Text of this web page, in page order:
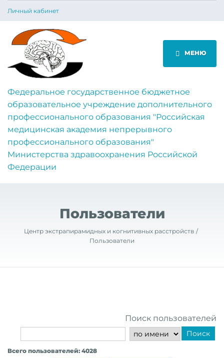
Личный кабинет
МЕНЮ
Федеральное государственное бюджетное
образовательное учреждение дополнительного
профессионального образования "Российская
медицинская академия непрерывного
профессионального образования"
Министерства здравоохранения Российской
Федерации
Пользователи
Центр экстрапирамидных и когнитивных расстройств
Пользователи
Поиск пользователей
Поиск
Всего пользователей: 4028